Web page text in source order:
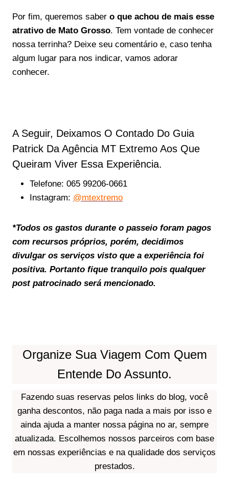
Por fim, queremos saber o que achou de mais esse
atrativo de Mato Grosso. Tem vontade de conhecer
nossa terrinha? Deixe seu comentário e, caso tenha
algum lugar para nos indicar, vamos adorar
conhecer.
A Seguir, Deixamos O Contado Do Guia
Patrick Da Agência MT Extremo Aos Que
Queiram Viver Essa Experiência.
Telefone: 065 99206-0661
Instagram: @mtextremo
*Todos os gastos durante o passeio foram pagos
com recursos próprios, porém, decidimos
divulgar os serviços visto que a experiência foi
positiva. Portanto fique tranquilo pois qualquer
post patrocinado será mencionado.
Organize Sua Viagem Com Quem
Entende Do Assunto.
Fazendo suas reservas pelos links do blog, você
ganha descontos, não paga nada a mais por isso e
ainda ajuda a manter nossa página no ar, sempre
atualizada. Escolhemos nossos parceiros com base
em nossas experiências e na qualidade dos serviços
prestados.